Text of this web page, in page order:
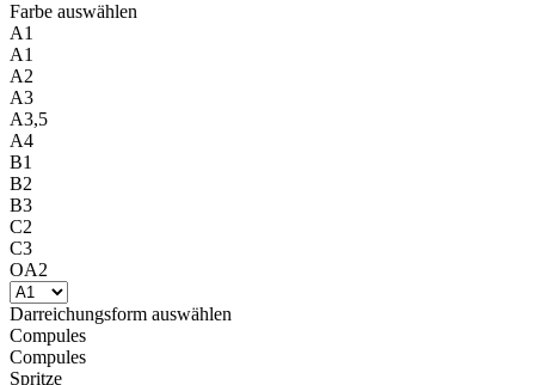
Farbe auswählen
A1
A1
A2
A3
A3,5
A4
B1
B2
B3
C2
C3
OA2
Darreichungsform auswählen
Compules
Compules
Spritze